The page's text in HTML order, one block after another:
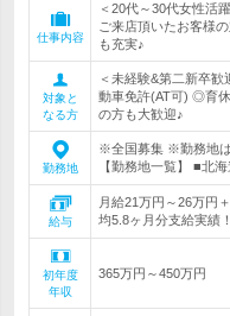
仕事内容
＜20代～30代女性活
ご来店頂いたお客様
も充実♪
対象と
なる方
＜未経験&第二新卒
動車免許(AT可) ◎育
の方も大歓迎♪
勤務地
※全国募集 ※勤務地
【勤務地一覧】 ■北
給与
月給21万円～26万円
均5.8ヶ月分支給実績
初年度
年収
365万円～450万円